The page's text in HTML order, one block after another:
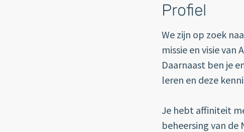
Profiel
We zijn op zoek
missie en visie van
Daarnaast ben je
leren en deze
Je hebt affiniteit
beheersing van de